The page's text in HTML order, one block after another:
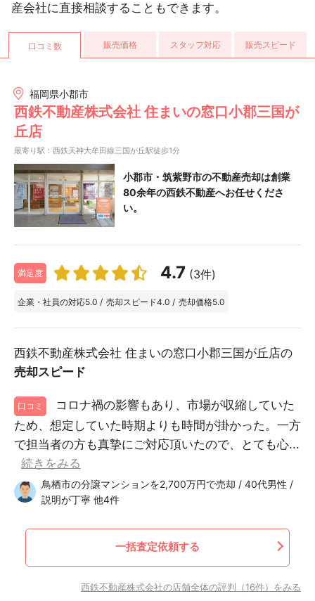
産会社に直接相談することもできます。
口コミ数 販売価格 スタッフ対応 販売スピード
福岡県小郡市
西鉄不動産株式会社 住まいの窓口小郡三国が
丘店
最寄り駅：西鉄天神大牟田線三国が丘駅徒歩1分
小郡市・筑紫野市の不動産売却は創業
80余年の西鉄不動産へお任せくださ
い。
満足度 4.7 (3件)
企業・社員の対応5.0 / 売却スピード4.0 / 売却価格5.0
西鉄不動産株式会社 住まいの窓口小郡三国が丘店の
売却スピード
口コミ
コロナ禍の影響もあり、市場が収縮していた
ため、想定していた時期よりも時間が掛かった。一方
で担当者の方も真摯にご対応頂いたので、とても心...
続きをみる
鳥栖市の分譲マンションを2,700万円で売却 / 40代男性 /
説明が丁寧 他4件
一括査定依頼する
西鉄不動産株式会社の店舗全体の評判（16件）をみる